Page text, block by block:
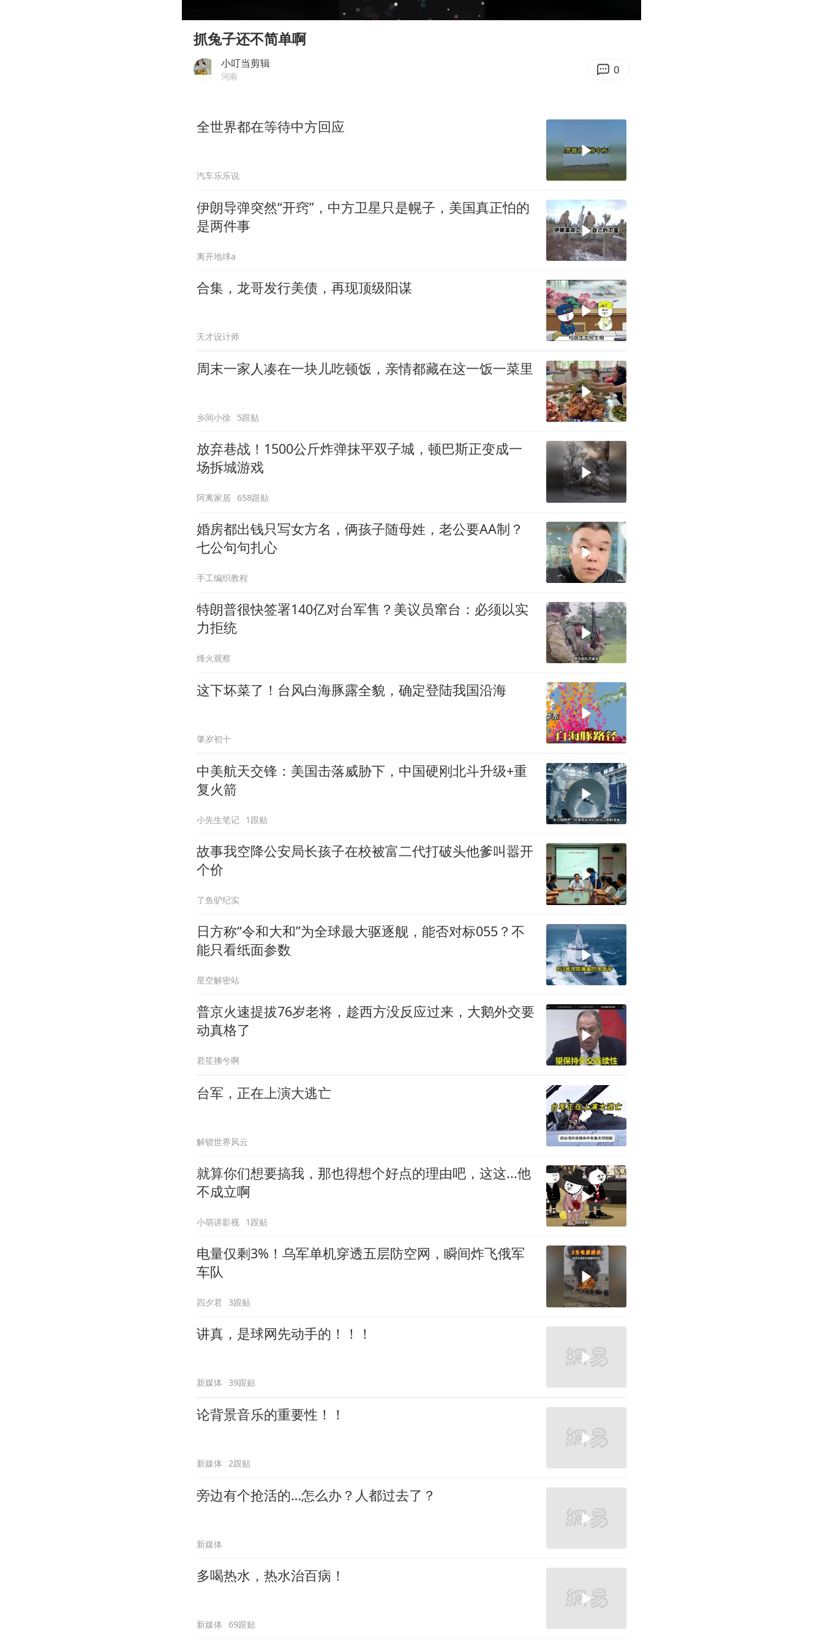
上半年国内居民出游人次34.63亿
浙江最强风雨时段已锁定
习近平心系体育强国建设
抓兔子还不简单啊
小叮当剪辑
河南 0
全世界都在等待中方回应
汽车乐乐说
伊朗导弹突然“开窍”，中方卫星只是幌子，美国真正怕的
是两件事
离开地球a
合集，龙哥发行美债，再现顶级阳谋
天才设计师
周末一家人凑在一块儿吃顿饭，亲情都藏在这一饭一菜里
乡间小徐 5跟贴
放弃巷战！1500公斤炸弹抹平双子城，顿巴斯正变成一
场拆城游戏
阿离家居 658跟贴
婚房都出钱只写女方名，俩孩子随母姓，老公要AA制？
七公句句扎心
手工编织教程
特朗普很快签署140亿对台军售？美议员窜台：必须以实
力拒统
烽火观察
这下坏菜了！台风白海豚露全貌，确定登陆我国沿海
肇岁初十
中美航天交锋：美国击落威胁下，中国硬刚北斗升级+重
复火箭
小先生笔记 1跟贴
故事我空降公安局长孩子在校被富二代打破头他爹叫嚣开
个价
了鱼驴纪实
日方称“令和大和”为全球最大驱逐舰，能否对标055？不
能只看纸面参数
星空解密站
普京火速提拔76岁老将，趁西方没反应过来，大鹅外交要
动真格了
君笙拂兮啊
台军，正在上演大逃亡
解锁世界风云
就算你们想要搞我，那也得想个好点的理由吧，这这...他
不成立啊
小萌讲影视 1跟贴
电量仅剩3%！乌军单机穿透五层防空网，瞬间炸飞俄军
车队
四夕君 3跟贴
讲真，是球网先动手的！！！
新媒体 39跟贴
论背景音乐的重要性！！
新媒体 2跟贴
旁边有个抢活的…怎么办？人都过去了？
新媒体
多喝热水，热水治百病！
新媒体 69跟贴